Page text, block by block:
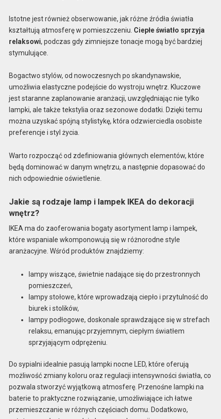
Istotne jest również obserwowanie, jak różne źródła światła
kształtują atmosferę w pomieszczeniu. Ciepłe światło sprzyja
relaksowi, podczas gdy zimniejsze tonacje mogą być bardziej
stymulujące.
Bogactwo stylów, od nowoczesnych po skandynawskie,
umożliwia elastyczne podejście do wystroju wnętrz. Kluczowe
jest staranne zaplanowanie aranżacji, uwzględniając nie tylko
lampki, ale także tekstylia oraz sezonowe dodatki. Dzięki temu
można uzyskać spójną stylistykę, która odzwierciedla osobiste
preferencje i styl życia.
Warto rozpocząć od zdefiniowania głównych elementów, które
będą dominować w danym wnętrzu, a następnie dopasować do
nich odpowiednie oświetlenie.
Jakie są rodzaje lamp i lampek IKEA do dekoracji
wnętrz?
IKEA ma do zaoferowania bogaty asortyment lamp i lampek,
które wspaniale wkomponowują się w różnorodne style
aranżacyjne. Wśród produktów znajdziemy:
lampy wiszące, świetnie nadające się do przestronnych
pomieszczeń,
lampy stołowe, które wprowadzają ciepło i przytulność do
biurek i stolików,
lampy podłogowe, doskonale sprawdzające się w strefach
relaksu, emanując przyjemnym, ciepłym światłem
sprzyjającym odprężeniu.
Do sypialni idealnie pasują lampki nocne LED, które oferują
możliwość zmiany koloru oraz regulacji intensywności światła, co
pozwala stworzyć wyjątkową atmosferę. Przenośne lampki na
baterie to praktyczne rozwiązanie, umożliwiające ich łatwe
przemieszczanie w różnych częściach domu. Dodatkowo,